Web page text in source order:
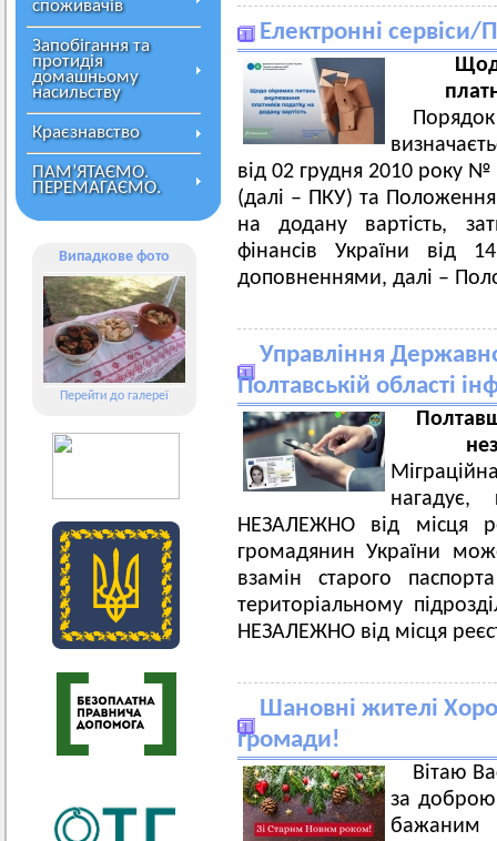
споживачів
Запобігання та
протидія
домашньому
насильству
Краєзнавство
ПАМ’ЯТАЄМО.
ПЕРЕМАГАЄМО.
Випадкове фото
Перейти до галереї
Електронні сервіси/
від 02 грудня 2010 року
(далі – ПКУ) та
на додану вартість,
фінансів України від
доповненнями, далі –
Управління
Полтавській області
НЕЗАЛЕЖНО від місця
громадянин України
взамін старого
територіальному
НЕЗАЛЕЖНО від місця
Шановні жителі
громади!
Вітаю
за доброю
бажаним